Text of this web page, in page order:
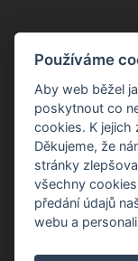
Používáme
Aby web běžel
poskytnout co
cookies. K jejich
Děkujeme, že
stránky
všechny
předání údajů
webu a